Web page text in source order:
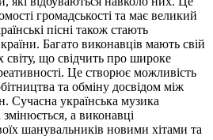
громадськості та має великий
пісні також стають
Багато виконавців мають свій
світу, що свідчить про широке
Це створює можливість
та обміну досвідом між
Сучасна українська музика
змінюється, а виконавці
шанувальників новими хітами та